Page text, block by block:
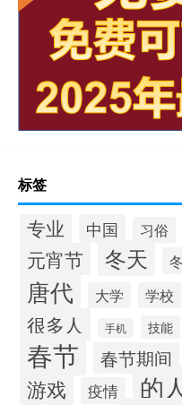
标签
专业 中国 习俗
元宵节 冬天
唐代 大学 学校
很多人 手机 技能
春节 春节期间
游戏 疫情 的